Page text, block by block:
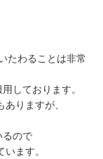
たわることは非常
しております。
りますが、
るので
ます。